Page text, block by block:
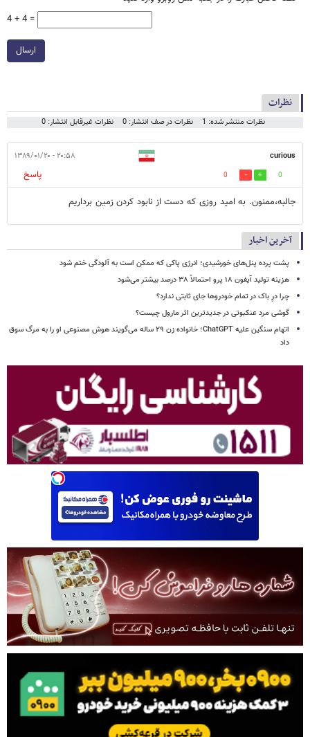
4 + 4 =
ارسال
نظرات
نظرات منتشر شده: 1 نظرات در صف انتشار: 0 نظرات غیرقابل انتشار: 0
curious ۲۰:۵۸ - ۱۳۸۹/۰۱/۲۰
0
0
پاسخ
جالبه،‌ممنون. به امید روزی که دست از نابود کردن زمین برداریم
آخرین اخبار
پشت پرده پنل‌های خورشیدی؛ انرژی پاکی که ممکن است به آلودگی ختم شود
هزینه تولید آیفون ۱۸ پرو احتمالاً ۳۸ درصد بیشتر می‌شود
چرا درِ باک در تمام خودروها جای ثابتی ندارد؟
گوشی مرد عنکبوتی در جدیدترین اثر مارول چیست؟
اتهام سنگین علیه ChatGPT؛ خانواده زن ۲۹ ساله می‌گویند هوش مصنوعی او را به مرگ سوق
داد